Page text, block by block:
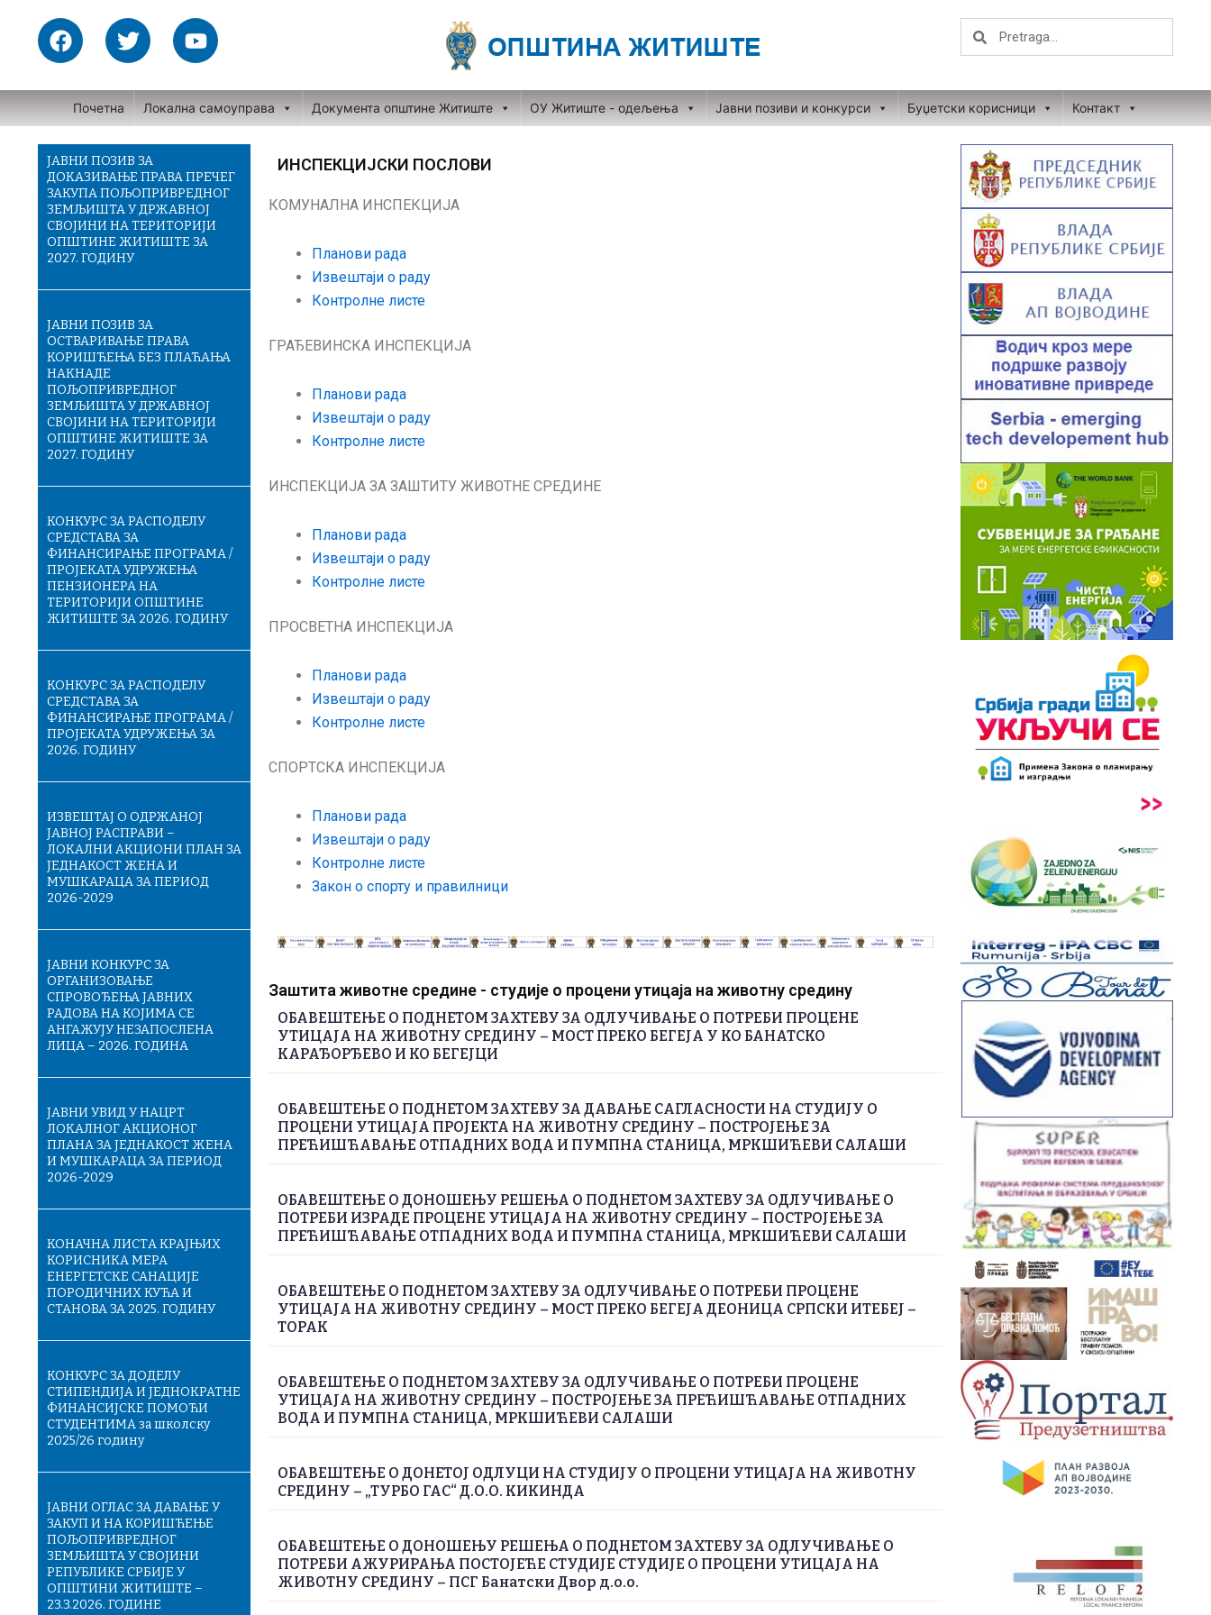
content
F
a
e
b
o
o
k
T
w
t
t
e
r
Y
o
t
u
b
Search
Почетна Локална самоуправа Документа општине Житиште ОУ Житиште - одељења Јавни позиви и конкурси Буџетски корисници Контакт
ЈАВНИ ПОЗИВ ЗА
ДОКАЗИВАЊЕ ПРАВА ПРЕЧЕГ
ЗАКУПА ПОЉОПРИВРЕДНОГ
ЗЕМЉИШТА У ДРЖАВНОЈ
СВОЈИНИ НА ТЕРИТОРИЈИ
ОПШТИНЕ ЖИТИШТЕ ЗА
2027. ГОДИНУ
ЈАВНИ ПОЗИВ ЗА
ОСТВАРИВАЊЕ ПРАВА
КОРИШЋЕЊА БЕЗ ПЛАЋАЊА
НАКНАДЕ
ПОЉОПРИВРЕДНОГ
ЗЕМЉИШТА У ДРЖАВНОЈ
СВОЈИНИ НА ТЕРИТОРИЈИ
ОПШТИНЕ ЖИТИШТЕ ЗА
2027. ГОДИНУ
КОНКУРС ЗА РАСПОДЕЛУ
СРЕДСТАВА ЗА
ФИНАНСИРАЊЕ ПРОГРАМА /
ПРОЈЕКАТА УДРУЖЕЊА
ПЕНЗИОНЕРА НА
ТЕРИТОРИЈИ ОПШТИНЕ
ЖИТИШТЕ ЗА 2026. ГОДИНУ
КОНКУРС ЗА РАСПОДЕЛУ
СРЕДСТАВА ЗА
ФИНАНСИРАЊЕ ПРОГРАМА /
ПРОЈЕКАТА УДРУЖЕЊА ЗА
2026. ГОДИНУ
ИЗВЕШТАЈ О ОДРЖАНОЈ
ЈАВНОЈ РАСПРАВИ –
ЛОКАЛНИ АКЦИОНИ ПЛАН ЗА
ЈЕДНАКОСТ ЖЕНА И
МУШКАРАЦА ЗА ПЕРИОД
2026-2029
ЈАВНИ КОНКУРС ЗА
ОРГАНИЗОВАЊЕ
СПРОВОЂЕЊА ЈАВНИХ
РАДОВА НА КОЈИМА СЕ
АНГАЖУЈУ НЕЗАПОСЛЕНА
ЛИЦА – 2026. ГОДИНА
ЈАВНИ УВИД У НАЦРТ
ЛОКАЛНОГ АКЦИОНОГ
ПЛАНА ЗА ЈЕДНАКОСТ ЖЕНА
И МУШКАРАЦА ЗА ПЕРИОД
2026-2029
КОНАЧНA ЛИСТA КРАЈЊИХ
КОРИСНИКА МЕРА
ЕНЕРГЕТСКЕ САНАЦИЈЕ
ПОРОДИЧНИХ КУЋА И
СТАНОВА ЗА 2025. ГОДИНУ
КОНКУРС ЗА ДОДЕЛУ
СТИПЕНДИЈА И ЈЕДНОКРАТНЕ
ФИНАНСИЈСКЕ ПОМОЋИ
СТУДЕНТИМА за школску
2025/26 годину
ЈАВНИ ОГЛАС ЗА ДАВАЊЕ У
ЗАКУП И НА КОРИШЋЕЊЕ
ПОЉОПРИВРЕДНОГ
ЗЕМЉИШТА У СВОЈИНИ
РЕПУБЛИКЕ СРБИЈЕ У
ОПШТИНИ ЖИТИШТЕ –
23.3.2026. ГОДИНЕ
ИНСПЕКЦИЈСКИ ПОСЛОВИ
КОМУНАЛНА ИНСПЕКЦИЈА
Планови рада
Извештаји о раду
Контролне листе
ГРАЂЕВИНСКА ИНСПЕКЦИЈА
Планови рада
Извештаји о раду
Контролне листе
ИНСПЕКЦИЈА ЗА ЗАШТИТУ ЖИВОТНЕ СРЕДИНЕ
Планови рада
Извештаји о раду
Контролне листе
ПРОСВЕТНА ИНСПЕКЦИЈА
Планови рада
Извештаји о раду
Контролне листе
СПОРТСКА ИНСПЕКЦИЈА
Планови рада
Извештаји о раду
Контролне листе
Закон о спорту и правилници
Заштита животне средине - студије о процени утицаја на животну средину
ОБАВЕШТЕЊЕ О ПОДНЕТОМ ЗАХТЕВУ ЗА ОДЛУЧИВАЊЕ О ПОТРЕБИ ПРОЦЕНЕ
УТИЦАЈА НА ЖИВОТНУ СРЕДИНУ – МОСТ ПРЕКО БЕГЕЈА У КО БАНАТСКО
КАРАЂОРЂЕВО И КО БЕГЕЈЦИ
ОБАВЕШТЕЊЕ О ПОДНЕТОМ ЗАХТЕВУ ЗА ДАВАЊЕ САГЛАСНОСТИ НА СТУДИЈУ О
ПРОЦЕНИ УТИЦАЈА ПРОЈЕКТА НА ЖИВОТНУ СРЕДИНУ – ПОСТРОЈЕЊЕ ЗА
ПРЕЋИШЋАВАЊЕ ОТПАДНИХ ВОДА И ПУМПНА СТАНИЦА, МРКШИЋЕВИ САЛАШИ
ОБАВЕШТЕЊЕ О ДОНОШЕЊУ РЕШЕЊА О ПОДНЕТОМ ЗАХТЕВУ ЗА ОДЛУЧИВАЊЕ О
ПОТРЕБИ ИЗРАДЕ ПРОЦЕНЕ УТИЦАЈА НА ЖИВОТНУ СРЕДИНУ – ПОСТРОЈЕЊЕ ЗА
ПРЕЋИШЋАВАЊЕ ОТПАДНИХ ВОДА И ПУМПНА СТАНИЦА, МРКШИЋЕВИ САЛАШИ
ОБАВЕШТЕЊЕ О ПОДНЕТОМ ЗАХТЕВУ ЗА ОДЛУЧИВАЊЕ О ПОТРЕБИ ПРОЦЕНЕ
УТИЦАЈА НА ЖИВОТНУ СРЕДИНУ – МОСТ ПРЕКО БЕГЕЈА ДЕОНИЦА СРПСКИ ИТЕБЕЈ –
ТОРАК
ОБАВЕШТЕЊЕ О ПОДНЕТОМ ЗАХТЕВУ ЗА ОДЛУЧИВАЊЕ О ПОТРЕБИ ПРОЦЕНЕ
УТИЦАЈА НА ЖИВОТНУ СРЕДИНУ – ПОСТРОЈЕЊЕ ЗА ПРЕЋИШЋАВАЊЕ ОТПАДНИХ
ВОДА И ПУМПНА СТАНИЦА, МРКШИЋЕВИ САЛАШИ
ОБАВЕШТЕЊЕ О ДОНЕТОЈ ОДЛУЦИ НА СТУДИЈУ О ПРОЦЕНИ УТИЦАЈА НА ЖИВОТНУ
СРЕДИНУ – „ТУРБО ГАС“ Д.О.О. КИКИНДА
ОБАВЕШТЕЊЕ О ДОНОШЕЊУ РЕШЕЊА О ПОДНЕТОМ ЗАХТЕВУ ЗА ОДЛУЧИВАЊЕ О
ПОТРЕБИ АЖУРИРАЊА ПОСТОЈЕЋЕ СТУДИЈЕ СТУДИЈЕ О ПРОЦЕНИ УТИЦАЈА НА
ЖИВОТНУ СРЕДИНУ – ПСГ Банатски Двор д.о.о.